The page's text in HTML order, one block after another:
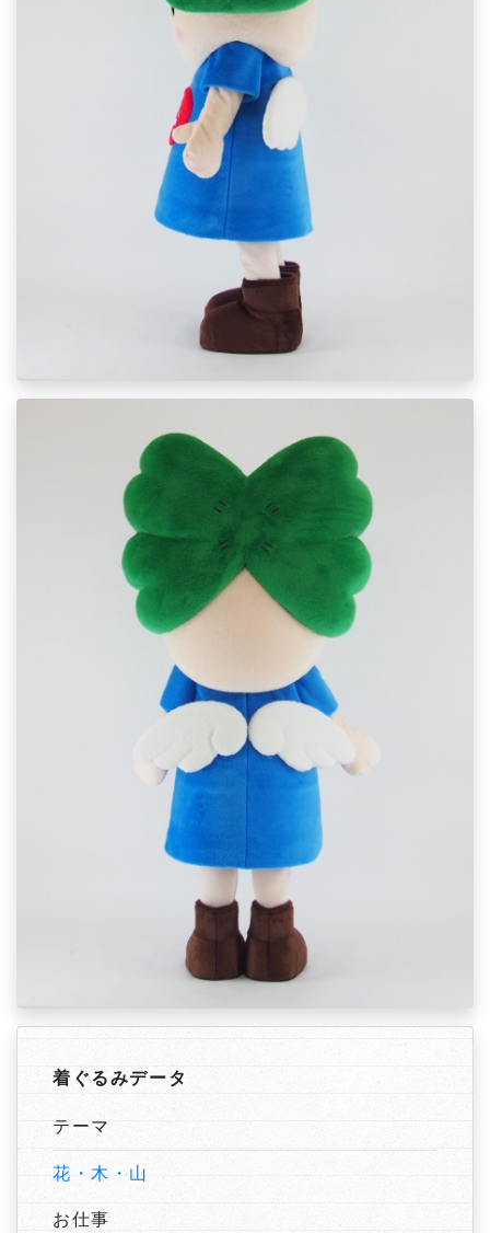
着ぐるみデータ
テーマ
花・木・山
お仕事